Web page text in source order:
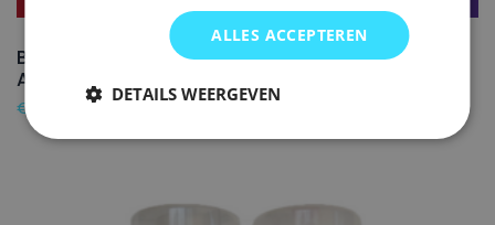
BMW Autolak + Blanke lak Spuitbus 300
ALPINWEISS III – 150ml
€
ALLES ACCEPTEREN
DETAILS WEERGEVEN